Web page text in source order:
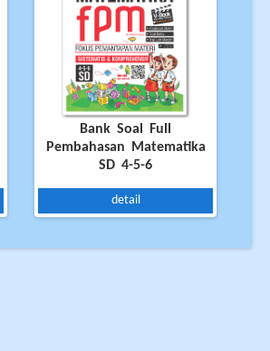
Bank Soal Full
Pembahasan Matematika
SD 4-5-6
detail